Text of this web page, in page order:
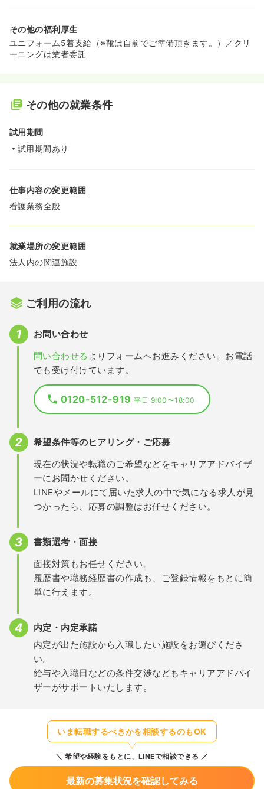
その他の福利厚生
ユニフォーム5着支給（※靴は自前でご準備頂きます。）／クリ
ーニングは業者委託
その他の就業条件
試用期間
試用期間あり
仕事内容の変更範囲
看護業務全般
就業場所の変更範囲
法人内の関連施設
ご利用の流れ
お問い合わせ
問い合わせる よりフォームへお進みください。お電話
でも受け付けています。
0120-512-919平日 9:00〜18:00
希望条件等のヒアリング・ご応募
現在の状況や転職のご希望などをキャリアアドバイザ
ーにお聞かせください。
LINEやメールにて届いた求人の中で気になる求人が見
つかったら、応募の調整はお任せください。
書類選考・面接
面接対策もお任せください。
履歴書や職務経歴書の作成も、ご登録情報をもとに簡
単に行えます。
内定・内定承諾
内定が出た施設から入職したい施設をお選びくださ
い。
給与や入職日などの条件交渉などもキャリアアドバイ
ザーがサポートいたします。
いま転職するべきかを相談するのもOK
希望や経験をもとに、LINEで相談できる
最新の募集状況を確認してみる